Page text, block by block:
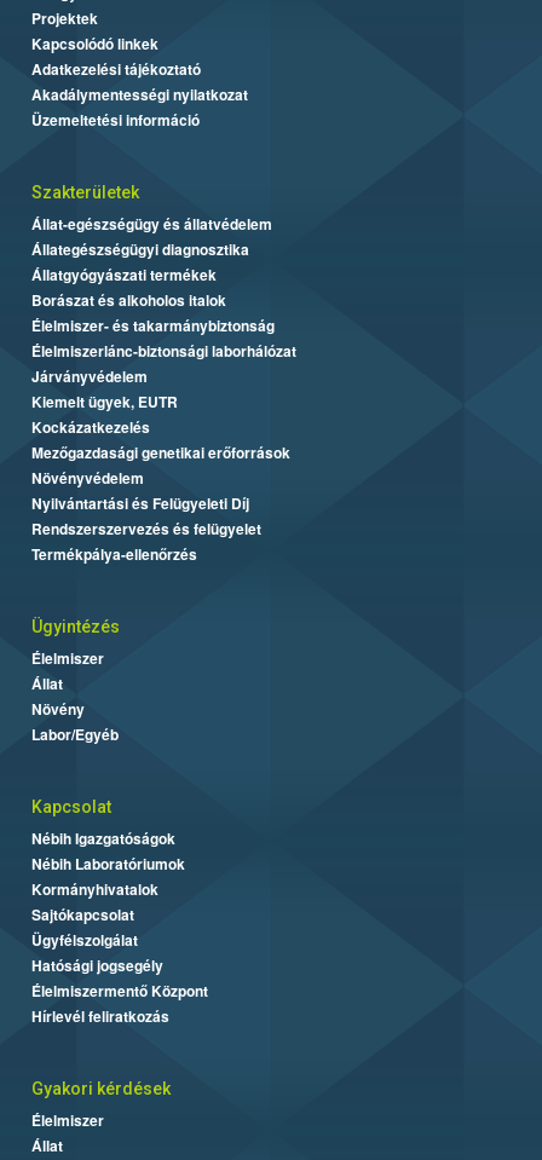
Projektek
Kapcsolódó linkek
Adatkezelési tájékoztató
Akadálymentességi nyilatkozat
Üzemeltetési információ
Szakterületek
Állat-egészségügy és állatvédelem
Állategészségügyi diagnosztika
Állatgyógyászati termékek
Borászat és alkoholos italok
Élelmiszer- és takarmánybiztonság
Élelmiszerlánc-biztonsági laborhálózat
Járványvédelem
Kiemelt ügyek, EUTR
Kockázatkezelés
Mezőgazdasági genetikai erőforrások
Növényvédelem
Nyilvántartási és Felügyeleti Díj
Rendszerszervezés és felügyelet
Termékpálya-ellenőrzés
Ügyintézés
Élelmiszer
Állat
Növény
Labor/Egyéb
Kapcsolat
Nébih Igazgatóságok
Nébih Laboratóriumok
Kormányhivatalok
Sajtókapcsolat
Ügyfélszolgálat
Hatósági jogsegély
Élelmiszermentő Központ
Hírlevél feliratkozás
Gyakori kérdések
Élelmiszer
Állat